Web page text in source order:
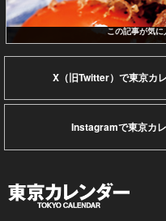
この記事が気
X（旧Twitter）で東京カ
Instagramで東京カ